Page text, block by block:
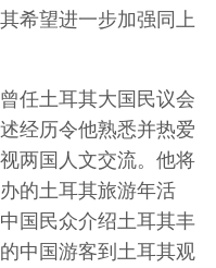
希望进一步加强同上
任土耳其大国民议会
经历令他熟悉并热爱
两国人文交流。他将
的土耳其旅游年活
国民众介绍土耳其丰
中国游客到土耳其观